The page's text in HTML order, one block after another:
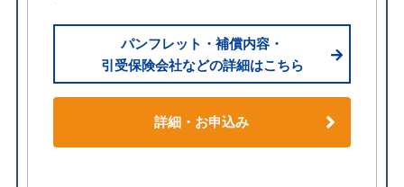
パンフレット・補償内容・
引受保険会社などの詳細はこちら
詳細・お申込み